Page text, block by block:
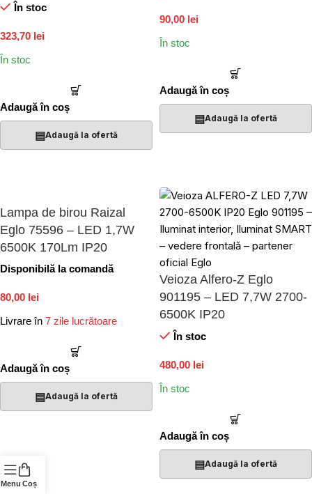
În stoc
323,70 lei
În stoc
Adaugă în coș
▤Adaugă la ofertă
90,00 lei
În stoc
Adaugă în coș
▤Adaugă la ofertă
Lampa de birou Raizal
Eglo 75596 – LED 1,7W
6500K 170Lm IP20
Disponibilă la comandă
80,00 lei
Livrare în 7 zile lucrătoare
Adaugă în coș
▤Adaugă la ofertă
Veioza Alfero-Z Eglo
901195 – LED 7,7W 2700-
6500K IP20
În stoc
480,00 lei
În stoc
Adaugă în coș
▤Adaugă la ofertă
Menu Coș